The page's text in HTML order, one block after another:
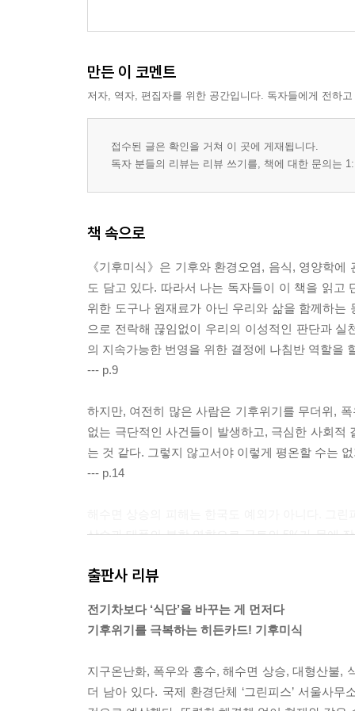
만든 이 코멘트
저자, 역자, 편집자를 위한 공간입니다. 독자들에게 전하
접수된 글은 확인을 거쳐 이 곳에 게재됩니다.
독자 분들의 리뷰는 리뷰 쓰기를, 책에 대한 문의는
책 속으로
《기후미식》은 기후와 환경오염, 음식, 영양학
도 담고 있다. 따라서 나는 독자들이 이 책을 읽고
위한 도구나 원재료가 아닌 우리와 삶을 함께하
으로 전락해 끊임없이 우리의 이성적인 판단과
의 지속가능한 번영을 위한 결정에 나침반 역할을
--- p.9
하지만, 여전히 많은 사람은 기후위기를 무더위,
없는 극단적인 사건들이 발생하고, 극심한 사회
는 것 같다. 그렇지 않고서야 이렇게 평온할 수는
--- p.14
상승과 태풍의 복합 영향으로 국토의 5%가 물에
복합화력발전소, 인천LNG복합발전소, 당진화력
--- p.23
가장 충격적인 변화는 귤과 바나나다. 내가 살고
깜짝 놀랐다. (…) 세종에서까지 그것도 이렇게 다
출판사 리뷰
전기차보다 ‘식단’을 바꾸는 게 먼저다
기후위기를 극복하는 히든카드! 기후미식
지구온난화, 폭우와 홍수, 해수면 상승, 대형산불,
더 남아 있다. 국제 환경단체 ‘그린피스’ 서울사